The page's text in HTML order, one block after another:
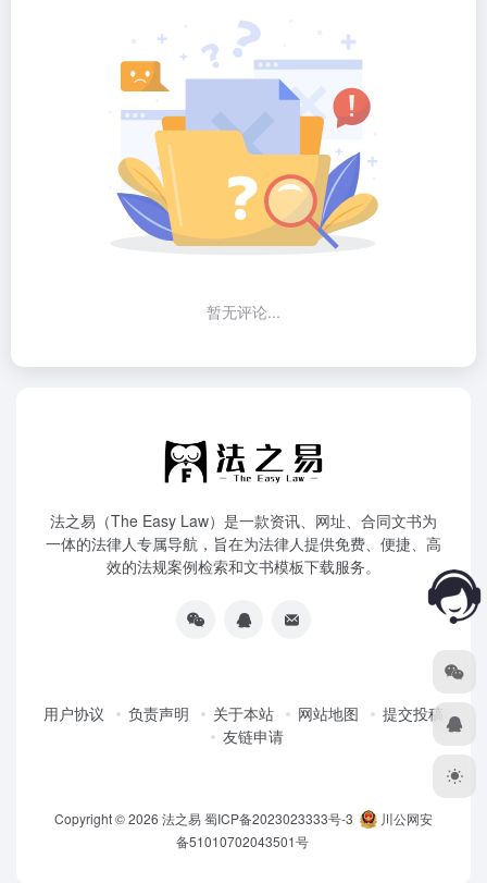
暂无评论...
法之易（The Easy Law）是一款资讯、网址、合同文书为
一体的法律人专属导航，旨在为法律人提供免费、便捷、高
效的法规案例检索和文书模板下载服务。
用户协议 负责声明 关于本站 网站地图
提交投稿
友链申请
Copyright © 2026 法之易蜀ICP备2023023333号-3
川公网安
备51010702043501号